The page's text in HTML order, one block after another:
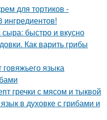
для тортиков -
ингредиентов!
быстро и вкусно
Как варить грибы
языка
гречки с мясом и тыквой
в духовке с грибами и